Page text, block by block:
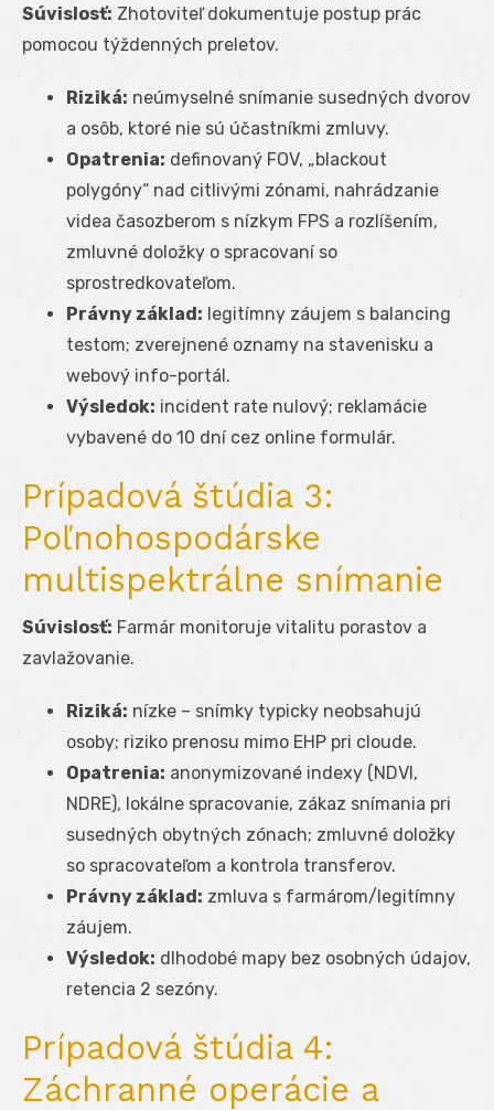
Súvislosť: Zhotoviteľ dokumentuje postup prác
pomocou týždenných preletov.
Riziká: neúmyselné snímanie susedných dvorov
a osôb, ktoré nie sú účastníkmi zmluvy.
Opatrenia: definovaný FOV, „blackout
polygóny“ nad citlivými zónami, nahrádzanie
videa časozberom s nízkym FPS a rozlíšením,
zmluvné doložky o spracovaní so
sprostredkovateľom.
Právny základ: legitímny záujem s balancing
testom; zverejnené oznamy na stavenisku a
webový info-portál.
Výsledok: incident rate nulový; reklamácie
vybavené do 10 dní cez online formulár.
Prípadová štúdia 3:
Poľnohospodárske
multispektrálne snímanie
Súvislosť: Farmár monitoruje vitalitu porastov a
zavlažovanie.
Riziká: nízke – snímky typicky neobsahujú
osoby; riziko prenosu mimo EHP pri cloude.
Opatrenia: anonymizované indexy (NDVI,
NDRE), lokálne spracovanie, zákaz snímania pri
susedných obytných zónach; zmluvné doložky
so spracovateľom a kontrola transferov.
Právny základ: zmluva s farmárom/legitímny
záujem.
Výsledok: dlhodobé mapy bez osobných údajov,
retencia 2 sezóny.
Prípadová štúdia 4:
Záchranné operácie a